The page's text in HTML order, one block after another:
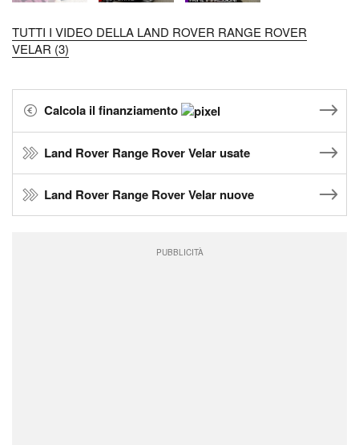
TUTTI I VIDEO DELLA LAND ROVER RANGE ROVER
VELAR (3)
Calcola il finanziamento
Land Rover Range Rover Velar usate
Land Rover Range Rover Velar nuove
PUBBLICITÀ